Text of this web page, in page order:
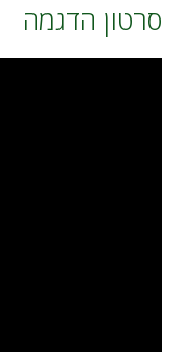
סרטון הדגמה